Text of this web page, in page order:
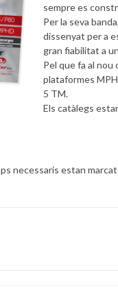
sempre es
Per la seva
dissenyat per a
gran fiabilitat a
Pel que fa al
plataformes
5 TM.
Els catàlegs
necessaris estan